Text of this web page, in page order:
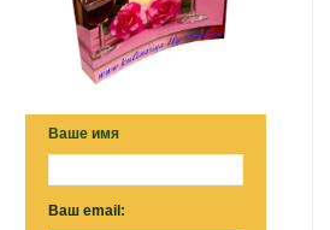
Ваше имя
Ваш email: